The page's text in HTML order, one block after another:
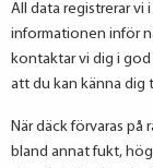
All data registrerar vi
informationen inför
kontaktar vi dig i
att du kan känna dig
När däck förvaras på
bland annat fukt,